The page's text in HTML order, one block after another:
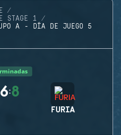
STAGE 1
A - DÍA DE JUEGO 5
6:8
FURIA